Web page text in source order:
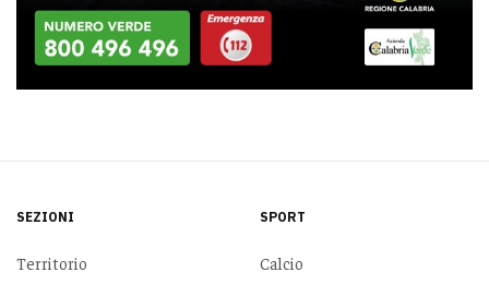
SEZIONI
Territorio
SPORT
Calcio